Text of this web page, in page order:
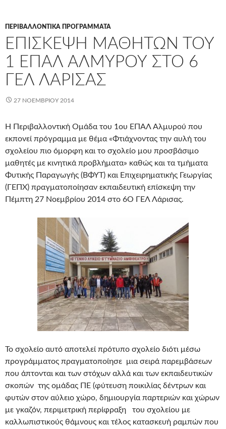
ΠΕΡΙΒΑΛΛΟΝΤΙΚΆ ΠΡΟΓΡΆΜΜΑΤΑ
ΕΠΊΣΚΕΨΗ ΜΑΘΗΤΏΝ ΤΟΥ
1 ΕΠΑΛ ΑΛΜΥΡΟΎ ΣΤΟ 6
ΓΕΛ ΛΆΡΙΣΑΣ
27 ΝΟΕΜΒΡΊΟΥ 2014
H Περιβαλλοντική Ομάδα του 1ου ΕΠΑΛ Αλμυρού που
εκπονεί πρόγραμμα με θέμα «Φτιάχνοντας την αυλή του
σχολείου πιο όμορφη και το σχολείο μου προσβάσιμο
μαθητές με κινητικά προβλήματα» καθώς και τα τμήματα
Φυτικής Παραγωγής (ΒΦΥΤ) και Επιχειρηματικής Γεωργίας
(ΓΕΠΧ) πραγματοποίησαν εκπαιδευτική επίσκεψη την
Πέμπτη 27 Νοεμβρίου 2014 στο 6Ο ΓΕΛ Λάρισας.
Το σχολείο αυτό αποτελεί πρότυπο σχολείο διότι μέσω
προγράμματος πραγματοποίησε μια σειρά παρεμβάσεων
που άπτονται και των στόχων αλλά και των εκπαιδευτικών
σκοπών της ομάδας ΠΕ (φύτευση ποικιλίας δέντρων και
φυτών στον αύλειο χώρο, δημιουργία παρτεριών και χώρων
με γκαζόν, περιμετρική περίφραξη του σχολείου με
καλλωπιστικούς θάμνους και τέλος κατασκευή ραμπών που